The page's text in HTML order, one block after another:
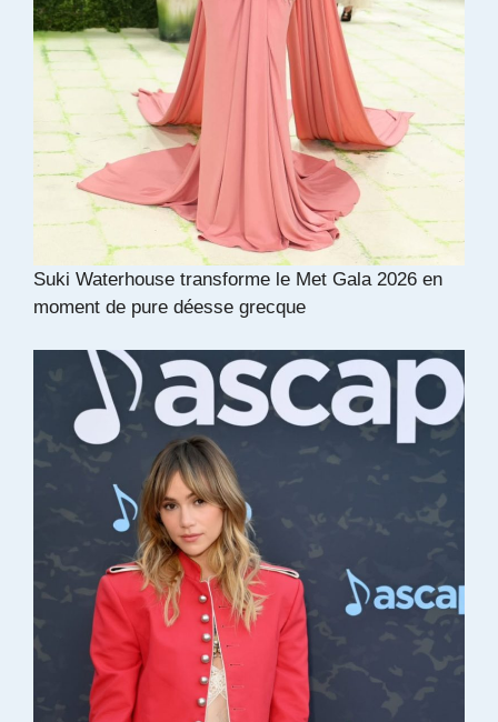
Suki Waterhouse transforme le Met Gala 2026 en
moment de pure déesse grecque